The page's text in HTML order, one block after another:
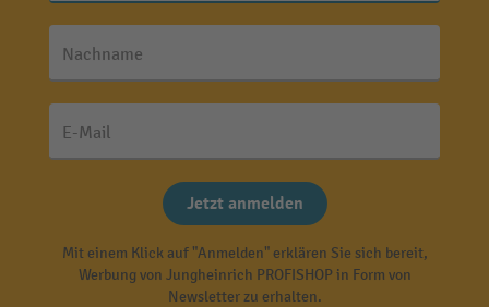
Nachname
E-Mail
Jetzt anmelden
Mit einem Klick auf "Anmelden" erklären Sie sich bereit,
Werbung von Jungheinrich PROFISHOP in Form von
Newsletter zu erhalten.